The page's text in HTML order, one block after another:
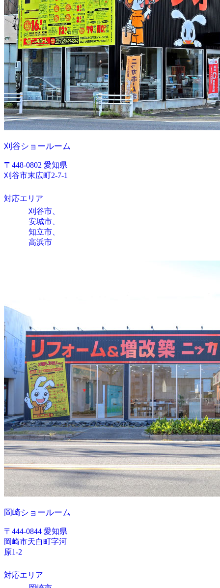
刈谷ショールーム
〒448-0802 愛知県
刈谷市末広町2-7-1
対応エリア
刈谷市、
安城市、
知立市、
高浜市
岡崎ショールーム
〒444-0844 愛知県
岡崎市天白町字河
原1-2
対応エリア